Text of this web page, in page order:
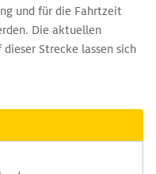
und für die Fahrtzeit
Die aktuellen
Strecke lassen sich